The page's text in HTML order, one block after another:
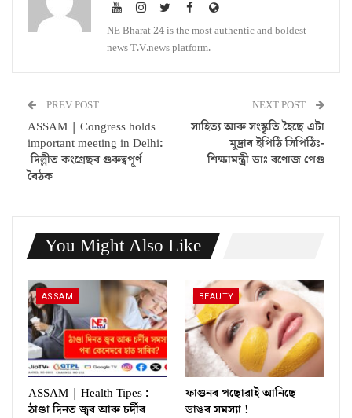
NE Bharat 24 is the most authentic and boldest
news T.V.news platform.
PREV POST
ASSAM | Congress holds
important meeting in Delhi:
দিল্লীত কংগ্ৰেছৰ গুৰুত্বপূৰ্ণ
বৈঠক
NEXT POST
সাহিত্য আৰু সংস্কৃতি হৈছে এটা
মুদ্ৰাৰ ইপিঠি সিপিঠিঃ-
শিক্ষামন্ত্ৰী ডাঃ ৰণোজ পেগু
You Might Also Like
ASSAM
ASSAM | Health Tipes :
ঠাণ্ডা দিনত জ্বৰ আৰু চৰ্দীৰ
BEAUTY
ফাগুনৰ পছোৱাই আনিছে
ডাঙৰ সমস্যা !